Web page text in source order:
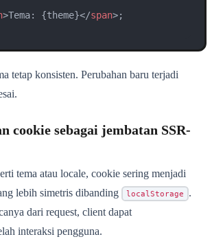
>Tema: {theme}</span>;
tetap konsisten. Perubahan baru terjadi
cookie sebagai jembatan SSR-
tema atau locale, cookie sering menjadi
lebih simetris dibanding
localStorage
.
dari request, client dapat
interaksi pengguna.